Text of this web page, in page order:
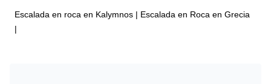
Escalada en roca en Kalymnos | Escalada en Roca en Grecia
|